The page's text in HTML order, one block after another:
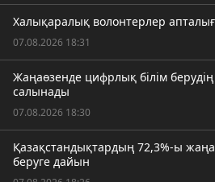
Халықаралық волонтерлер
07.08.2026 18:31
Жаңаөзенде цифрлық білім
салынады
07.08.2026 18:30
Қазақстандықтардың 72,3%-ы
беруге дайын